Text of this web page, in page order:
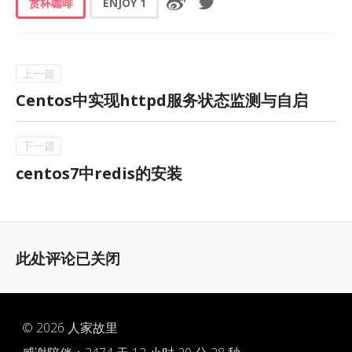
Centos中实现httpd服务状态监测与自启
centos7中redis的安装
此处评论已关闭
© 2026 人家故里